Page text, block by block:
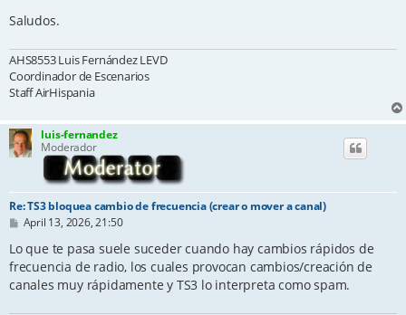
Saludos.
AHS8553 Luis Fernández LEVD
Coordinador de Escenarios
Staff AirHispania
luis-fernandez
Moderador
Re: TS3 bloquea cambio de frecuencia (crear o mover a canal)
P
s
April 13, 2026, 21:50
Lo que te pasa suele suceder cuando hay cambios rápidos de
frecuencia de radio, los cuales provocan cambios/creación de
canales muy rápidamente y TS3 lo interpreta como spam.